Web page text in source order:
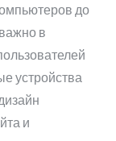
до
в
устройства
и